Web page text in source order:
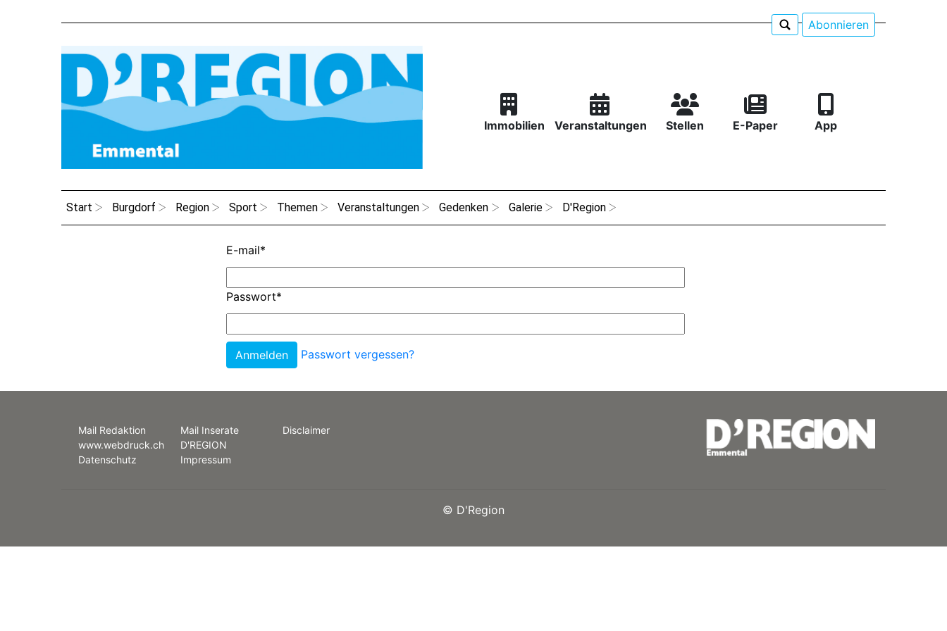
Abonnieren
Immobilien Veranstaltungen Stellen E-Paper App
Start Burgdorf Region Sport Themen Veranstaltungen Gedenken Galerie D'Region
E-mail*
Passwort*
Passwort vergessen?
Mail Redaktion
www.webdruck.ch
Datenschutz
Mail Inserate
D'REGION
Impressum
Disclaimer
© D'Region